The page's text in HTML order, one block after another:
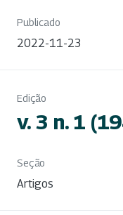
Publicado
2022-11-23
Edição
v. 3 n. 1
Seção
Artigos